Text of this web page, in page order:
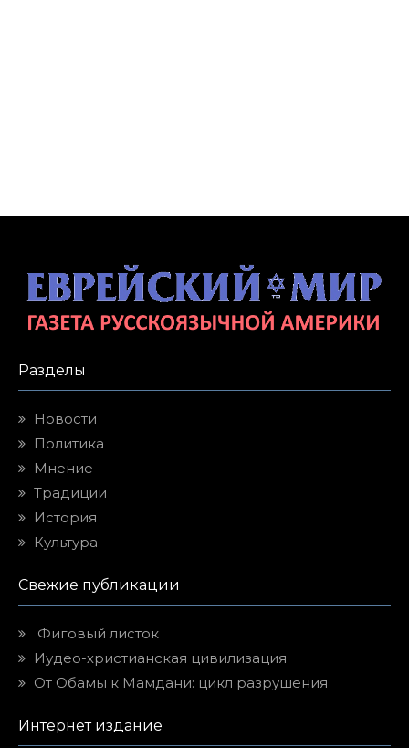
Разделы
Новости
Политика
Мнение
Традиции
История
Культура
Свежие публикации
Фиговый листок
Иудео-христианская цивилизация
От Обамы к Мамдани: цикл разрушения
Интернет издание